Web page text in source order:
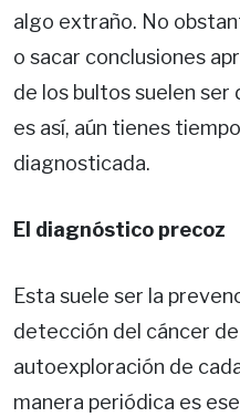
algo extraño. No
o sacar conclusiones
de los bultos suelen ser
es así, aún tienes
diagnosticada.
El diagnóstico precoz
Esta suele ser la
detección del cáncer de
autoexploración de
manera periódica es